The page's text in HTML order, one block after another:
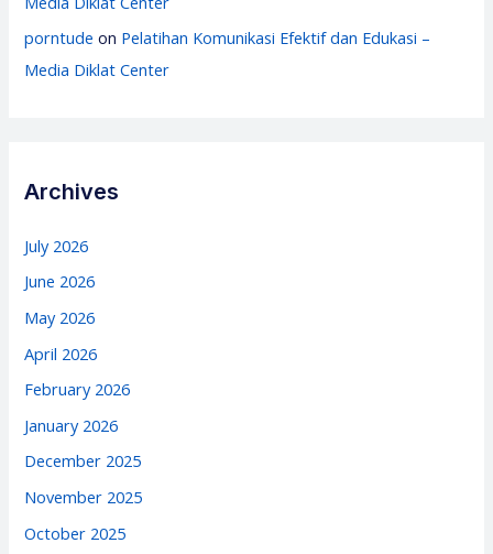
porntude on Pelatihan Komunikasi Efektif dan Edukasi –
Media Diklat Center
Archives
July 2026
June 2026
May 2026
April 2026
February 2026
January 2026
December 2025
November 2025
October 2025